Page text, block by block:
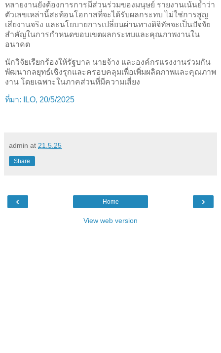
หลายงานยังต้องการการมีส่วนร่วมของมนุษย์ รายงานเน้นย้ำว่า
ตัวเลขเหล่านี้สะท้อนโอกาสที่จะได้รับผลกระทบ ไม่ใช่การสูญ
เสียงานจริง และนโยบายการเปลี่ยนผ่านทางดิจิทัลจะเป็นปัจจัย
สำคัญในการกำหนดขอบเขตผลกระทบและคุณภาพงานใน
อนาคต
นักวิจัยเรียกร้องให้รัฐบาล นายจ้าง และองค์กรแรงงานร่วมกัน
พัฒนากลยุทธ์เชิงรุกและครอบคลุมเพื่อเพิ่มผลิตภาพและคุณภาพ
งาน โดยเฉพาะในภาคส่วนที่มีความเสี่ยง
ที่มา: ILO, 20/5/2025
admin at 21.5.25
Share
‹ ›
Home
View web version